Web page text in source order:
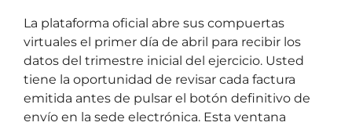
La plataforma oficial abre sus compuertas
virtuales el primer día de abril para recibir los
datos del trimestre inicial del ejercicio. Usted
tiene la oportunidad de revisar cada factura
emitida antes de pulsar el botón definitivo de
envío en la sede electrónica. Esta ventana